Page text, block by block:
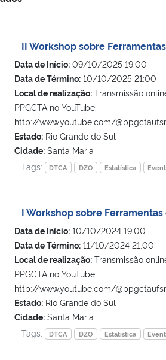
II Workshop sobre
Data de Início:09/10/2025 19:00
Data de Término:10/10/2025 21:00
Local de realização:Transmissão
PPGCTA no YouTube:
http://www.youtube.com/
Estado:Rio Grande do Sul
Cidade:Santa Maria
Tags: DTCA DZO Estatística
I Workshop sobre
Data de Início:10/10/2024 19:00
Data de Término:11/10/2024 21:00
Local de realização:Transmissão
PPGCTA no YouTube:
http://www.youtube.com/
Estado:Rio Grande do Sul
Cidade:Santa Maria
Tags: DTCA DZO Estatística